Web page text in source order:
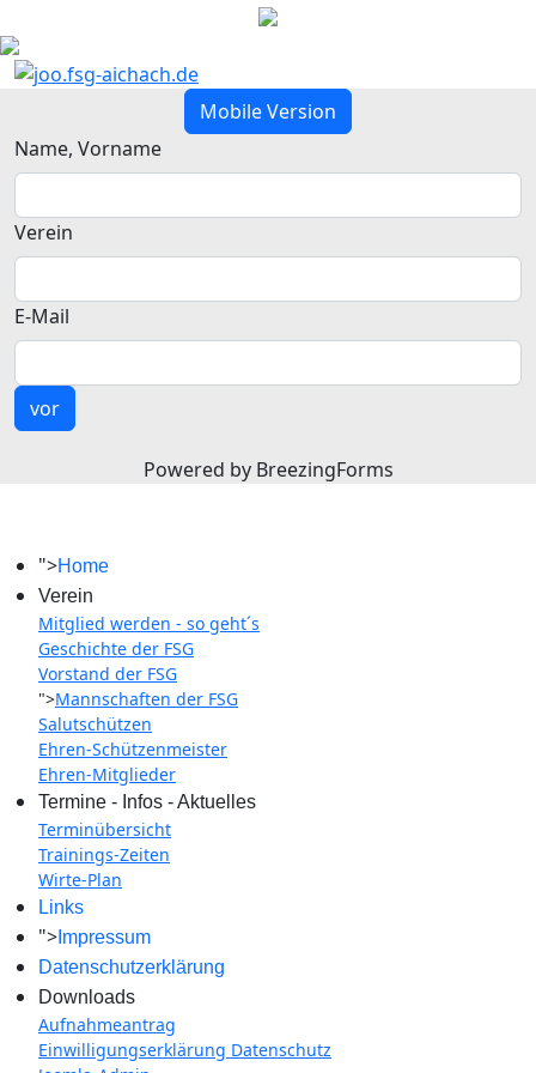
Mobile Version
Name, Vorname
Verein
E-Mail
vor
Powered by BreezingForms
">Home
Verein
Mitglied werden - so geht´s
Geschichte der FSG
Vorstand der FSG
">Mannschaften der FSG
Salutschützen
Ehren-Schützenmeister
Ehren-Mitglieder
Termine - Infos - Aktuelles
Terminübersicht
Trainings-Zeiten
Wirte-Plan
Links
"> Impressum
Datenschutzerklärung
Downloads
Aufnahmeantrag
Einwilligungserklärung Datenschutz